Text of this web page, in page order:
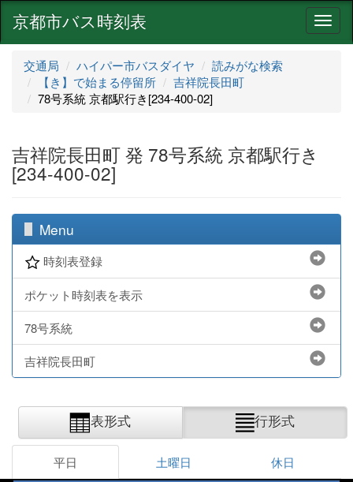
ナ
ビ
京都市バス時刻表
交通局 ハイパー市バスダイヤ
読みがな検索
【き】で始まる停留所
吉祥院長田町
78号系統 京都駅行き[234-400-02]
吉祥院長田町 発 78号系統 京都駅行き
[234-400-02]
Menu
時刻表登録
ポケット時刻表を表示
78号系統
吉祥院長田町
表形式 行形式
平日 土曜日 休日